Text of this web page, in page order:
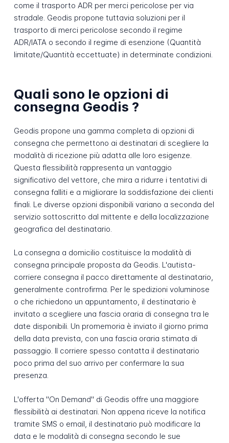
come il trasporto ADR per merci pericolose per via
stradale. Geodis propone tuttavia soluzioni per il
trasporto di merci pericolose secondo il regime
ADR/IATA o secondo il regime di esenzione (Quantità
limitate/Quantità eccettuate) in determinate condizioni.
Quali sono le opzioni di
consegna Geodis ?
Geodis propone una gamma completa di opzioni di
consegna che permettono ai destinatari di scegliere la
modalità di ricezione più adatta alle loro esigenze.
Questa flessibilità rappresenta un vantaggio
significativo del vettore, che mira a ridurre i tentativi di
consegna falliti e a migliorare la soddisfazione dei clienti
finali. Le diverse opzioni disponibili variano a seconda del
servizio sottoscritto dal mittente e della localizzazione
geografica del destinatario.
La consegna a domicilio costituisce la modalità di
consegna principale proposta da Geodis. L'autista-
corriere consegna il pacco direttamente al destinatario,
generalmente controfirma. Per le spedizioni voluminose
o che richiedono un appuntamento, il destinatario è
invitato a scegliere una fascia oraria di consegna tra le
date disponibili. Un promemoria è inviato il giorno prima
della data prevista, con una fascia oraria stimata di
passaggio. Il corriere spesso contatta il destinatario
poco prima del suo arrivo per confermare la sua
presenza.
L'offerta "On Demand" di Geodis offre una maggiore
flessibilità ai destinatari. Non appena riceve la notifica
tramite SMS o email, il destinatario può modificare la
data e le modalità di consegna secondo le sue